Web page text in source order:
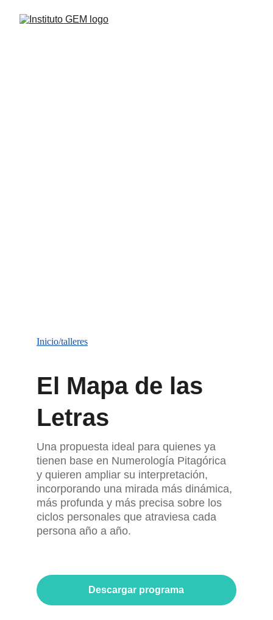
El Mapa de las
Letras
Una propuesta ideal para quienes ya
tienen base en Numerología Pitagórica
y quieren ampliar su interpretación,
incorporando una mirada más dinámica,
más profunda y más precisa sobre los
ciclos personales que atraviesa cada
persona año a año.
Descargar programa
Inicio/talleres